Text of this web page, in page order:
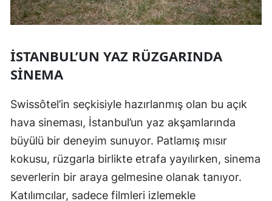
İSTANBUL’UN YAZ RÜZGARINDA
SINEMA
Swissôtel’in seçkisiyle hazırlanmış olan bu açık
hava sineması, İstanbul’un yaz akşamlarında
büyülü bir deneyim sunuyor. Patlamış mısır
kokusu, rüzgarla birlikte etrafa yayılırken, sinema
severlerin bir araya gelmesine olanak tanıyor.
Katılımcılar, sadece filmleri izlemekle